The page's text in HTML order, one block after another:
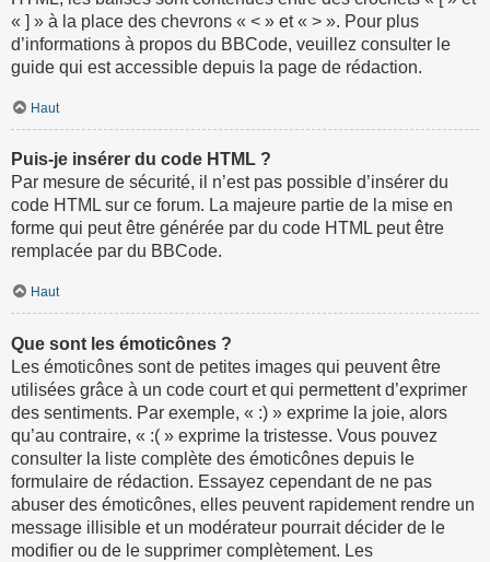
« ] » à la place des chevrons « < » et « > ». Pour plus
d’informations à propos du BBCode, veuillez consulter le
guide qui est accessible depuis la page de rédaction.
Haut
Puis-je insérer du code HTML ?
Par mesure de sécurité, il n’est pas possible d’insérer du
code HTML sur ce forum. La majeure partie de la mise en
forme qui peut être générée par du code HTML peut être
remplacée par du BBCode.
Haut
Que sont les émoticônes ?
Les émoticônes sont de petites images qui peuvent être
utilisées grâce à un code court et qui permettent d’exprimer
des sentiments. Par exemple, « :) » exprime la joie, alors
qu’au contraire, « :( » exprime la tristesse. Vous pouvez
consulter la liste complète des émoticônes depuis le
formulaire de rédaction. Essayez cependant de ne pas
abuser des émoticônes, elles peuvent rapidement rendre un
message illisible et un modérateur pourrait décider de le
modifier ou de le supprimer complètement. Les